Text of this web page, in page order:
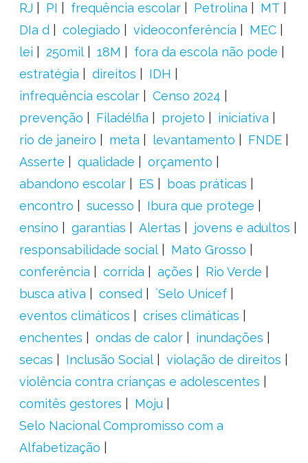
RJ
PI frequência escolar Petrolina
MT
DIa d
colegiado videoconferência
MEC
lei
250mil 18M
fora da escola não pode
estratégia
direitos
IDH
infrequência escolar
Censo 2024
prevenção
Filadélfia projeto
iniciativa
rio de janeiro
meta levantamento
FNDE
Asserte
qualidade
orçamento
abandono escolar
ES
boas práticas
encontro
sucesso
Ibura que protege
ensino
garantias Alertas
jovens e adultos
responsabilidade social
Mato Grosso
conferência
corrida ações
Rio Verde
busca ativa
consed
´Selo Unicef
eventos climáticos
crises climáticas
enchentes
ondas de calor
inundações
secas
Inclusão Social
violação de direitos
violência contra crianças e adolescentes
comitês gestores
Moju
Selo Nacional Compromisso com a
Alfabetização